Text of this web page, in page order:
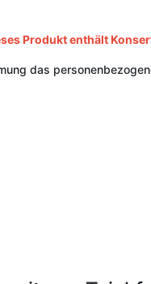
Produkt enthält
das